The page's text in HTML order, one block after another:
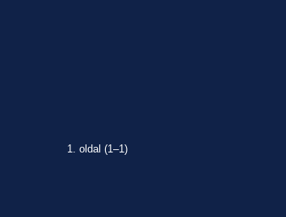
1. oldal (1–1)